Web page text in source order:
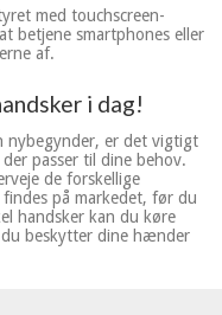
med touchscreen-
betjene smartphones eller
af.
i dag!
nybegynder, er det vigtigt
passer til dine behov.
de forskellige
på markedet, før du
handsker kan du køre
beskytter dine hænder